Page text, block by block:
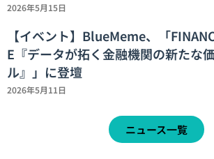
2026年5月15日
【イベント】BlueMeme、「
E『データが拓く金融機関の新たな
ル』」に登壇
2026年5月11日
ニュース一覧